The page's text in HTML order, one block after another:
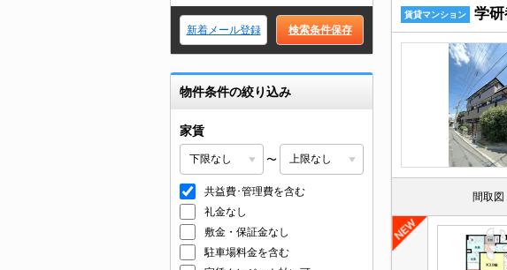
新着メール登録 検索条件保存
物件条件の絞り込み
家賃
〜
共益費･管理費を含む
礼金なし
敷金・保証金なし
駐車場料金を含む
賃貸マンション 学
間取図